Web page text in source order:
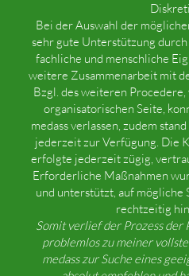
Bei der Auswahl der
sehr gute Unterstützung
fachliche und menschliche
weitere Zusammenarbeit mit
Bzgl. des weiteren
organisatorischen Seite,
medass verlassen, zudem
jederzeit zur Verfügung. Die
erfolgte jederzeit zügig,
Erforderliche Maßnahmen
und unterstützt, auf
rechtzeitig
Somit verlief der Prozess der
problemlos zu meiner
medass zur Suche eines